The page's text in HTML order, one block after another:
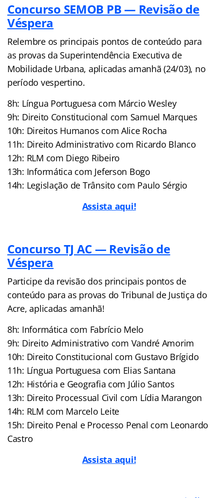
Concurso SEMOB PB — Revisão de
Véspera
Relembre os principais pontos de conteúdo para
as provas da Superintendência Executiva de
Mobilidade Urbana, aplicadas amanhã (24/03), no
período vespertino.
8h: Língua Portuguesa com Márcio Wesley
9h: Direito Constitucional com Samuel Marques
10h: Direitos Humanos com Alice Rocha
11h: Direito Administrativo com Ricardo Blanco
12h: RLM com Diego Ribeiro
13h: Informática com Jeferson Bogo
14h: Legislação de Trânsito com Paulo Sérgio
Assista aqui!
Concurso TJ AC — Revisão de
Véspera
Participe da revisão dos principais pontos de
conteúdo para as provas do Tribunal de Justiça do
Acre, aplicadas amanhã!
8h: Informática com Fabrício Melo
9h: Direito Administrativo com Vandré Amorim
10h: Direito Constitucional com Gustavo Brígido
11h: Língua Portuguesa com Elias Santana
12h: História e Geografia com Júlio Santos
13h: Direito Processual Civil com Lídia Marangon
14h: RLM com Marcelo Leite
15h: Direito Penal e Processo Penal com Leonardo
Castro
Assista aqui!